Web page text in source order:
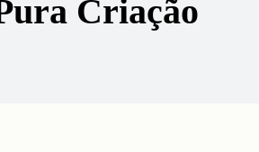
Criação